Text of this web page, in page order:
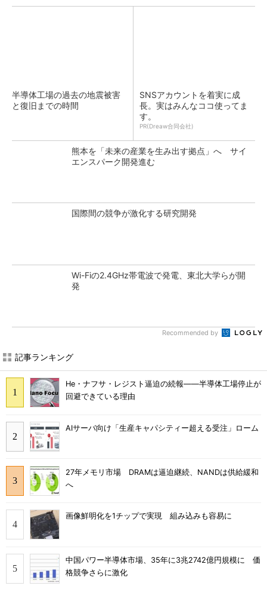
半導体工場の過去の地震被害
と復旧までの時間
SNSアカウントを着実に成
長。実はみんなココ使ってま
す。
PR(Dreaw合同会社)
熊本を「未来の産業を生み出す拠点」へ サイ
エンスパーク開発進む
国際間の競争が激化する研究開発
Wi-Fiの2.4GHz帯電波で発電、東北大学らが開
発
Recommended by
記事ランキング
He・ナフサ・レジスト逼迫の続報――半導体工場停止が
回避できている理由
AIサーバ向け「生産キャパシティー超える受注」ローム
27年メモリ市場 DRAMは逼迫継続、NANDは供給緩和
へ
画像鮮明化を1チップで実現 組み込みも容易に
中国パワー半導体市場、35年に3兆2742億円規模に 価
格競争さらに激化